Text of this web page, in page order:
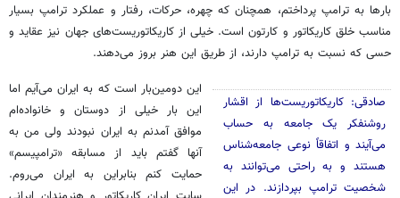
بارها به ترامپ پرداختم، همچنان که چهره، حرکات، رفتار و عملکرد ترامپ بسیار
مناسب خلق کاریکاتور و کارتون است. خیلی از کاریکاتوریست‌های جهان نیز عقاید و
حسی که نسبت به ترامپ دارند، از طریق این هنر بروز می‌دهند.
صادقی: کاریکاتوریست‌ها از اقشار
روشنفکر یک جامعه به حساب
می‌آیند و اتفاقاً نوعی جامعه‌شناس
هستند و به راحتی می‌توانند به
شخصیت ترامپ بپردازند. در این
این دومین‌بار است که به ایران می‌آیم اما
این بار خیلی از دوستان و خانواده‌ام
موافق آمدنم به ایران نبودند ولی من به
آنها گفتم باید از مسابقه «ترامپیسم»
حمایت کنم بنابراین به ایران می‌روم.